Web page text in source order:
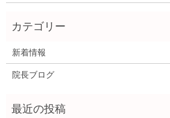
新着情報
院長ブログ